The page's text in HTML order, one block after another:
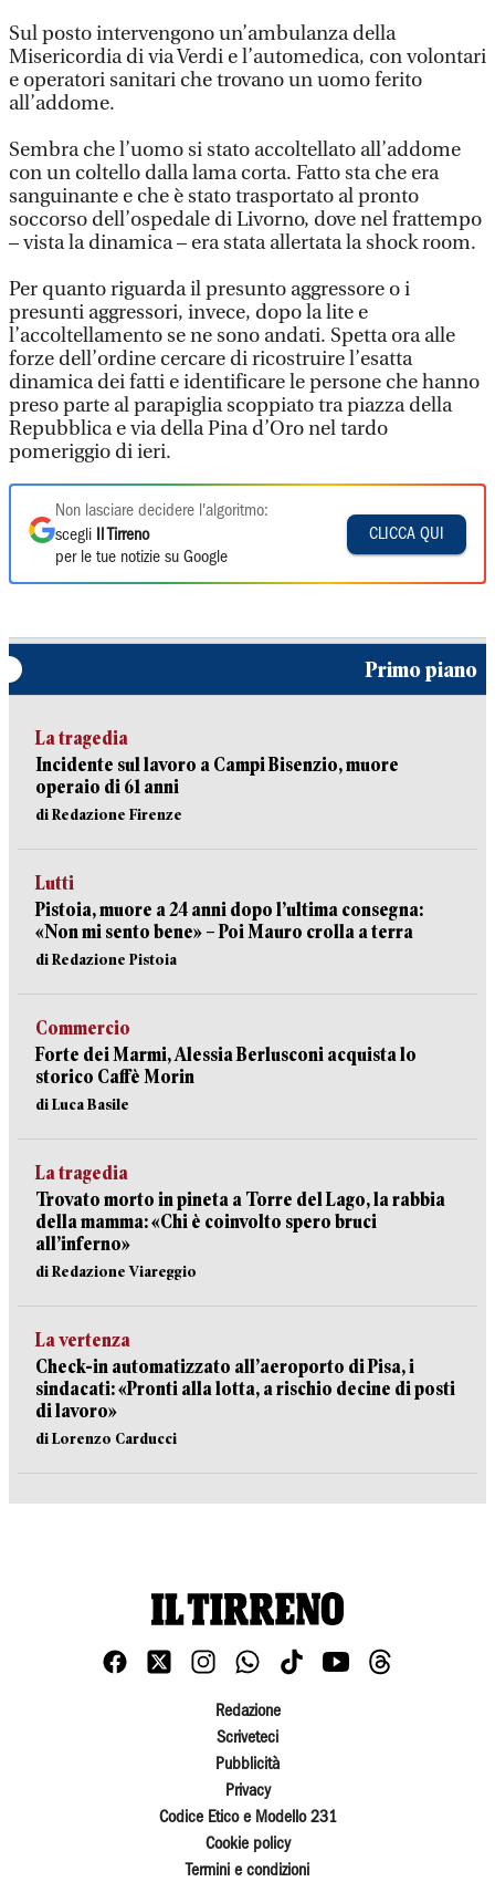
Sul posto intervengono un’ambulanza della
Misericordia di via Verdi e l’automedica, con volontari
e operatori sanitari che trovano un uomo ferito
all’addome.
Sembra che l’uomo si stato accoltellato all’addome
con un coltello dalla lama corta. Fatto sta che era
sanguinante e che è stato trasportato al pronto
soccorso dell’ospedale di Livorno, dove nel frattempo
– vista la dinamica – era stata allertata la shock room.
Per quanto riguarda il presunto aggressore o i
presunti aggressori, invece, dopo la lite e
l’accoltellamento se ne sono andati. Spetta ora alle
forze dell’ordine cercare di ricostruire l’esatta
dinamica dei fatti e identificare le persone che hanno
preso parte al parapiglia scoppiato tra piazza della
Repubblica e via della Pina d’Oro nel tardo
pomeriggio di ieri.
Non lasciare decidere l'algoritmo:
scegli
Il Tirreno
per le tue notizie su Google
CLICCA QUI
Primo piano
La tragedia
Incidente sul lavoro a Campi Bisenzio, muore
operaio di 61 anni
di Redazione Firenze
Lutti
Pistoia, muore a 24 anni dopo l’ultima consegna:
«Non mi sento bene» – Poi Mauro crolla a terra
di Redazione Pistoia
Commercio
Forte dei Marmi, Alessia Berlusconi acquista lo
storico Caffè Morin
di Luca Basile
La tragedia
Trovato morto in pineta a Torre del Lago, la rabbia
della mamma: «Chi è coinvolto spero bruci
all’inferno»
di Redazione Viareggio
La vertenza
Check-in automatizzato all’aeroporto di Pisa, i
sindacati: «Pronti alla lotta, a rischio decine di posti
di lavoro»
di Lorenzo Carducci
Redazione
Scriveteci
Pubblicità
Privacy
Codice Etico e Modello 231
Cookie policy
Termini e condizioni